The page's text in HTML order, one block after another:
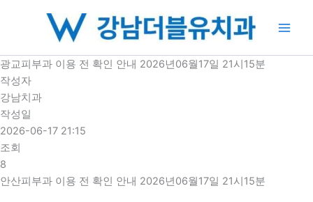
로
건
너
뛰
기
광교피부과 이용 전 확인 안내 2026년06월17일 21시15분
작성자
강남치과
작성일
2026-06-17 21:15
조회
8
안산피부과 이용 전 확인 안내 2026년06월17일 21시15분